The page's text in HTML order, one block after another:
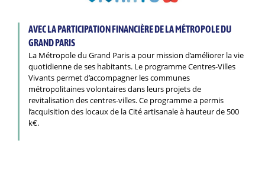
AVEC LA PARTICIPATION FINANCIÈRE DE LA MÉTROPOLE DU
GRAND PARIS
La Métropole du Grand Paris a pour mission d’améliorer la vie
quotidienne de ses habitants. Le programme Centres-Villes
Vivants permet d’accompagner les communes
métropolitaines volontaires dans leurs projets de
revitalisation des centres-villes. Ce programme a permis
l’acquisition des locaux de la Cité artisanale à hauteur de 500
k€.